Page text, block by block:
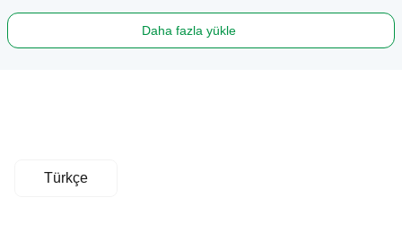
Daha fazla yükle
Türkçe